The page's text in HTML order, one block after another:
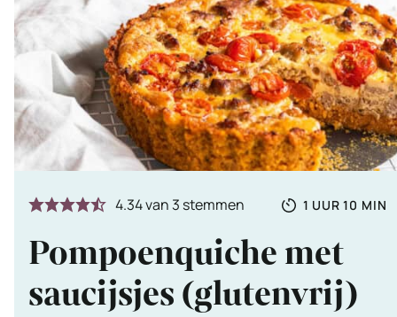
4.34van 3 stemmen
Totale
1 UUR
UUR 10 MIN
Pompoenquiche met
saucijsjes (glutenvrij)